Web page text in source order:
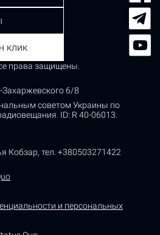
права защищены.
6/8
советом Украины по
ID: R 40-06013.
Кобзар, тел. +380503271422
и персональных
клик